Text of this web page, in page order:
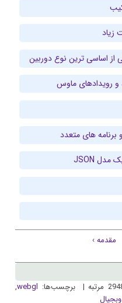
مقدمه ›
webgl
,
وبجیال